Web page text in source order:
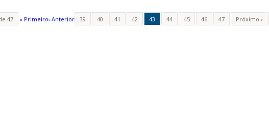
47 « Primeiro‹ Anterior 39 40 41 42 43 44 45 46 47 Próximo ›